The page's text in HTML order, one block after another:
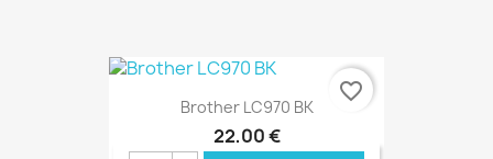
€ ONLINE
Brother LC970 BK
22,00 €
favorite_border